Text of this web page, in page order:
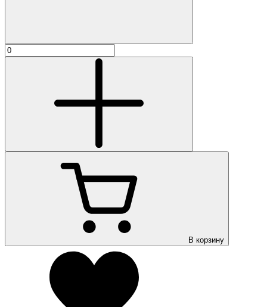
В корзину